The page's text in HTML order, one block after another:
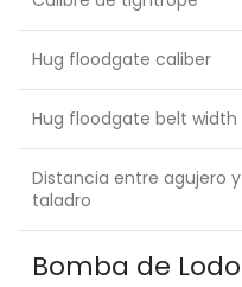
Hug floodgate caliber
Hug floodgate belt width
Distancia entre agujero y
taladro
Bomba de Lodo